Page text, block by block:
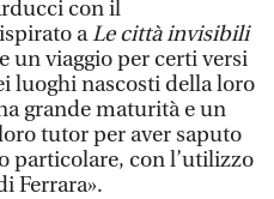
con il
aLe città invisibili
un viaggio per certi versi
luoghi nascosti della loro
grande maturità e un
tutor per aver saputo
particolare, con l’utilizzo
Ferrara».